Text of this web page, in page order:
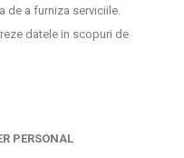
de a furniza serviciile.
datele in scopuri de
PERSONAL